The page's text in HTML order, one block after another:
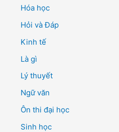
Hóa học
Hỏi và Đáp
Kinh tế
Là gì
Lý thuyết
Ngữ văn
Ôn thi đại học
Sinh học